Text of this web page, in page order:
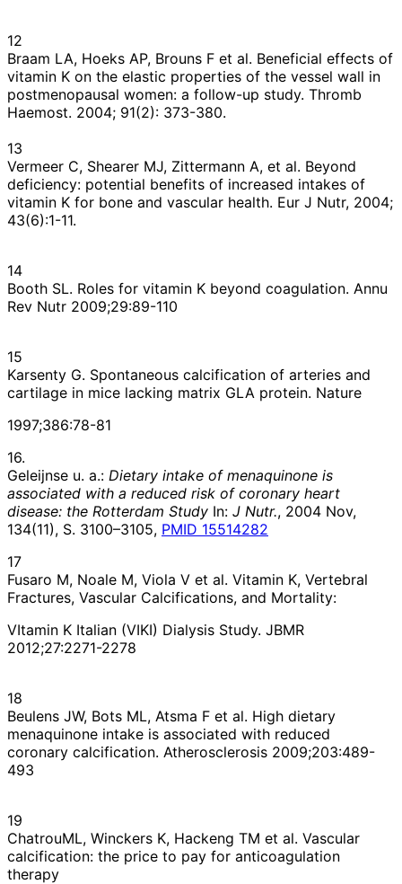
12
Braam LA, Hoeks AP, Brouns F et al. Beneficial effects of
vitamin K on the elastic properties of the vessel wall in
postmenopausal women: a follow-up study. Thromb
Haemost. 2004; 91(2): 373-380.
13
Vermeer C, Shearer MJ, Zittermann A, et al. Beyond
deficiency: potential benefits of increased intakes of
vitamin K for bone and vascular health. Eur J Nutr, 2004;
43(6):1-11.
14
Booth SL. Roles for vitamin K beyond coagulation. Annu
Rev Nutr 2009;29:89-110
15
Karsenty G. Spontaneous calcification of arteries and
cartilage in mice lacking matrix GLA protein. Nature
1997;386:78-81
16.
Geleijnse u. a.: Dietary intake of menaquinone is
associated with a reduced risk of coronary heart
disease: the Rotterdam Study In: J Nutr., 2004 Nov,
134(11), S. 3100–3105, PMID 15514282
17
Fusaro M, Noale M, Viola V et al. Vitamin K, Vertebral
Fractures, Vascular Calcifications, and Mortality:
VItamin K Italian (VIKI) Dialysis Study. JBMR
2012;27:2271-2278
18
Beulens JW, Bots ML, Atsma F et al. High dietary
menaquinone intake is associated with reduced
coronary calcification. Atherosclerosis 2009;203:489-
493
19
ChatrouML, Winckers K, Hackeng TM et al. Vascular
calcification: the price to pay for anticoagulation
therapy